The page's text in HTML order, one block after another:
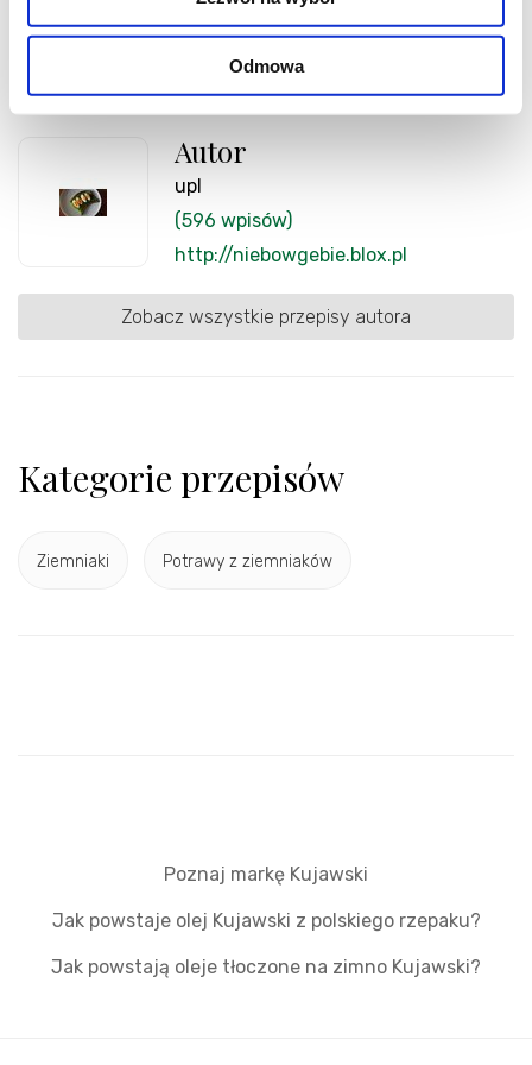
Odmowa
Autor
upl
(596 wpisów)
http://niebowgebie.blox.pl
Zobacz wszystkie przepisy autora
Kategorie przepisów
Ziemniaki Potrawy z ziemniaków
Poznaj markę Kujawski
Jak powstaje olej Kujawski z polskiego rzepaku?
Jak powstają oleje tłoczone na zimno Kujawski?